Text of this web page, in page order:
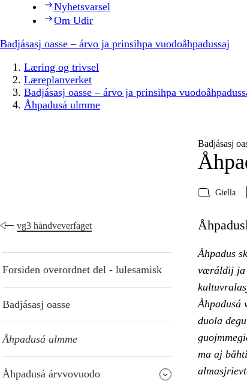
Nyhetsvarsel
Om Udir
Badjásasj oasse – árvo ja prinsihpa vuodoåhpadussaj
Læring og trivsel
Læreplanverket
Badjásasj oasse – árvo ja prinsihpa
Åhpadusá ulmme
Badjásasj
Giella
vg3 håndveverfaget
Forsiden overordnet del - lulesamisk
Badjásasj oasse
Åhpadusá ulmme
Åhpadusá árvvovuodo
Åhpadus
væráldij ja
Åhpadusá
duola
ma aj